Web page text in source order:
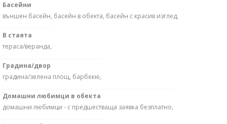
Басейни
външен басейн, басейн в обекта, басейн с красив изглед,
В стаята
тераса/веранда,
Градина/двор
градина/зелена площ, барбекю,
Домашни любимци в обекта
домашни любимци - с предшестваща заявка безплатно,